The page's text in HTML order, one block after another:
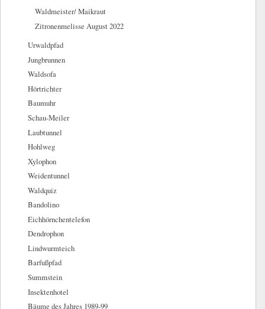
Waldmeister/ Maikraut
Zitronenmelisse August 2022
Urwaldpfad
Jungbrunnen
Waldsofa
Hörtrichter
Baumuhr
Schau-Meiler
Laubtunnel
Hohlweg
Xylophon
Weidentunnel
Waldquiz
Bandolino
Eichhörnchentelefon
Dendrophon
Lindwurmteich
Barfußpfad
Summstein
Insektenhotel
Bäume des Jahres 1989-99